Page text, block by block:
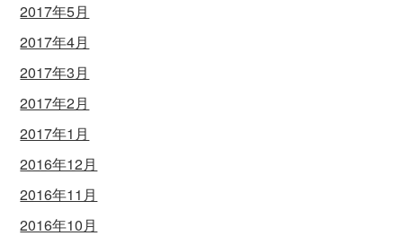
2017年5月
2017年4月
2017年3月
2017年2月
2017年1月
2016年12月
2016年11月
2016年10月